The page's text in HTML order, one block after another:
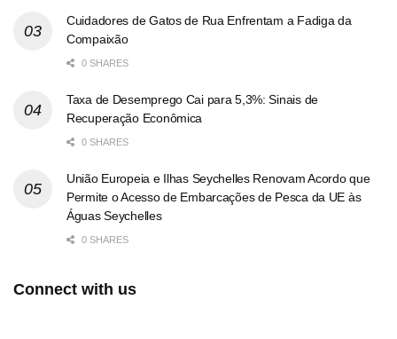
Cuidadores de Gatos de Rua Enfrentam a Fadiga da
Compaixão
0 SHARES
Taxa de Desemprego Cai para 5,3%: Sinais de
Recuperação Econômica
0 SHARES
União Europeia e Ilhas Seychelles Renovam Acordo que
Permite o Acesso de Embarcações de Pesca da UE às
Águas Seychelles
0 SHARES
Connect with us